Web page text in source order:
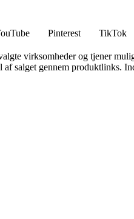
Pinterest TikTok
virksomheder og tjener
salget gennem produktlinks.